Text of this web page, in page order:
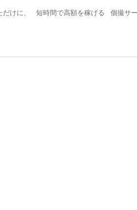
、 短時間で高額を稼げる 個撮サー